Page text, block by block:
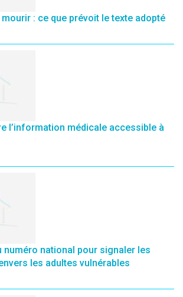
mourir : ce que prévoit le texte adopté
l’information médicale accessible à
numéro national pour signaler les
les adultes vulnérables